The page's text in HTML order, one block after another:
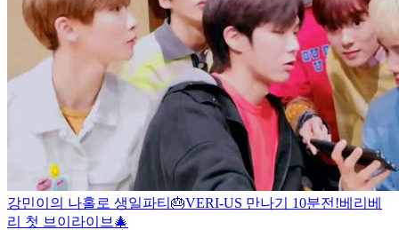
강민이의 나홀로 생일파티🎂VERI-US 만나기 10분전!베리베
리 첫 브이라이브🎄